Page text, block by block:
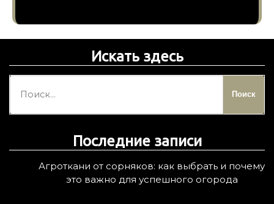
Искать здесь
й
Последние записи
Агроткани от сорняков: как выбрать и почему
это важно для успешного огорода